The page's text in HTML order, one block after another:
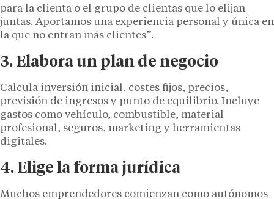
para la clienta o el grupo de clientas que lo elijan
juntas. Aportamos una experiencia personal y única en
la que no entran más clientes”.
3. Elabora un plan de negocio
Calcula inversión inicial, costes fijos, precios,
previsión de ingresos y punto de equilibrio. Incluye
gastos como vehículo, combustible, material
profesional, seguros, marketing y herramientas
digitales.
4. Elige la forma jurídica
Muchos emprendedores comienzan como autónomos